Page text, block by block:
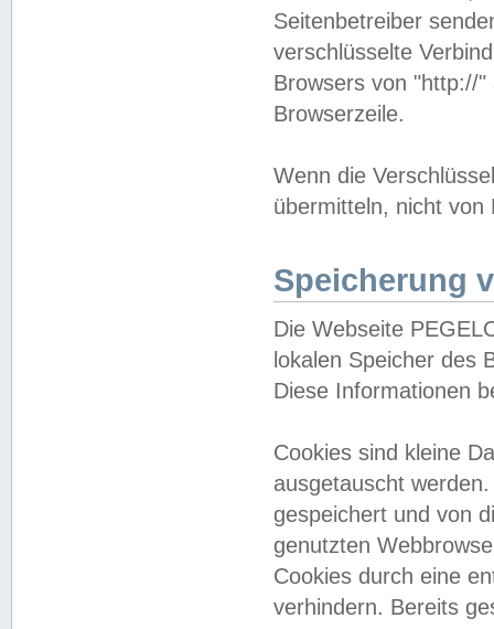
Seitenbetreiber
verschlüsselte
Browsers von "http://
Browserzeile.
Wenn die
übermitteln, nicht von
Speicherung
Die Webseite
lokalen Speicher des
Diese Informationen
Cookies sind kleine
ausgetauscht
gespeichert und von
genutzten
Cookies durch eine
verhindern. Bereits